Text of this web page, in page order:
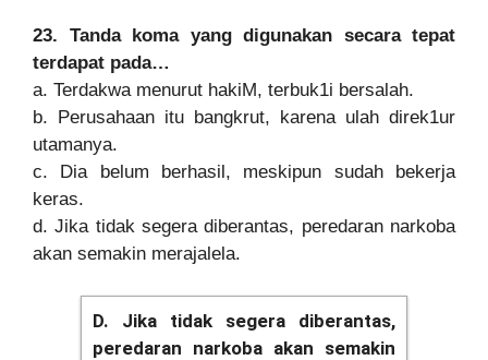
23. Tanda koma yang digunakan secara tepat
terdapat pada…
a. Terdakwa menurut hakiM, terbuk1i bersalah.
b. Perusahaan itu bangkrut, karena ulah direk1ur
utamanya.
c. Dia belum berhasil, meskipun sudah bekerja
keras.
d. Jika tidak segera diberantas, peredaran narkoba
akan semakin merajalela.
D. Jika tidak segera diberantas,
peredaran narkoba akan semakin